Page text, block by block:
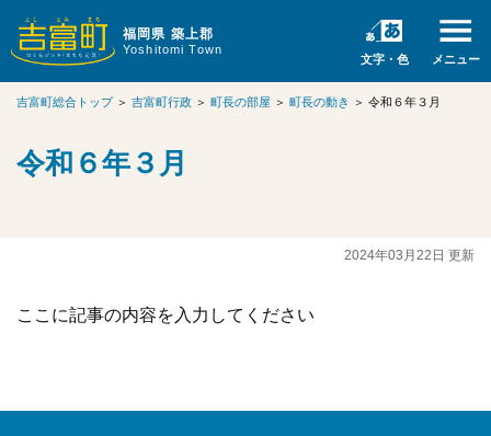
福岡県 築上郡
Yoshitomi Town
文字・色 メニュー
吉富町総合トップ＞ 吉富町行政 ＞ 町長の部屋 ＞ 町長の動き ＞ 令和６年３月
令和６年３月
2024年03月22日 更新
ここに記事の内容を入力してください